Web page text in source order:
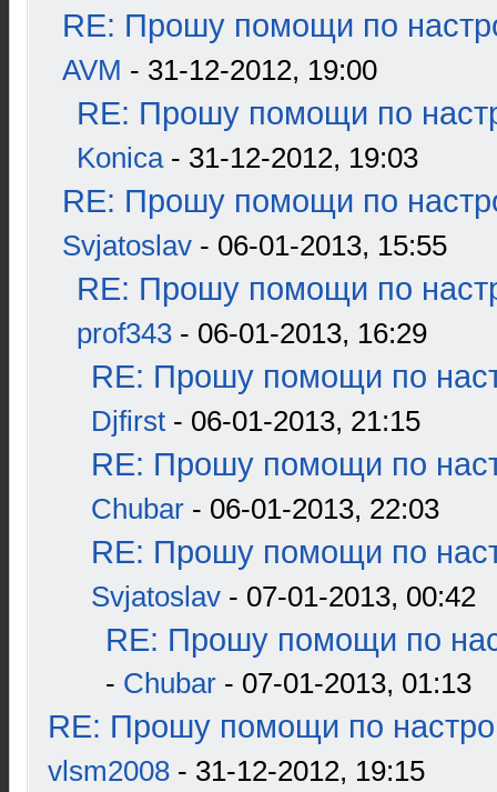
RE: Прошу помощи по
AVM - 31-12-2012, 19:00
RE: Прошу помощи по
Konica- 31-12-2012, 19:03
RE: Прошу помощи по
Svjatoslav - 06-01-2013, 15:55
RE: Прошу помощи по
prof343 - 06-01-2013, 16:29
RE: Прошу помощи по
Djfirst - 06-01-2013, 21:15
RE: Прошу помощи по
Chubar - 06-01-2013, 22:03
RE: Прошу помощи по
Svjatoslav - 07-01-2013, 00:42
RE: Прошу помощи по
- Chubar - 07-01-2013, 01:13
RE: Прошу помощи по
vlsm2008 - 31-12-2012, 19:15